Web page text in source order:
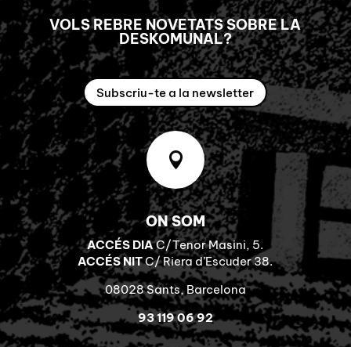
VOLS REBRE NOVETATS SOBRE LA
DESKOMUNAL?
Subscriu-te a la newsletter

ON SOM
ACCÉS DIAC/Tenor Masini, 5.
ACCÉS NITC/ Riera d’Escuder 38.
08028 Sants, Barcelona
93 119 06 92